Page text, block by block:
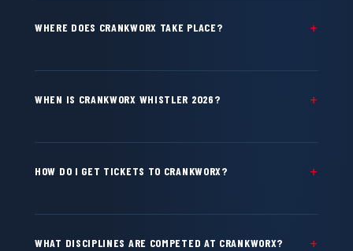
WHERE DOES CRANKWORX TAKE PLACE?
WHEN IS CRANKWORX WHISTLER 2026?
HOW DO I GET TICKETS TO CRANKWORX?
WHAT DISCIPLINES ARE COMPETED AT CRANKWORX?